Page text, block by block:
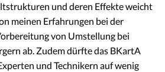
und deren Effekte weicht
meinen Erfahrungen bei der
von Umstellung bei
ab. Zudem dürfte das BKartA
und Technikern auf wenig